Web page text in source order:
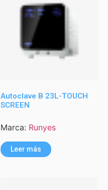
Autoclave B 23L-TOUCH
SCREEN
Marca: Runyes
Leer más